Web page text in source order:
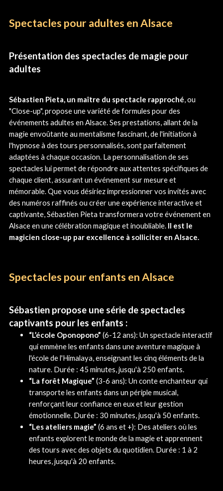
Spectacles pour adultes en Alsace
Présentation des spectacles de magie pour
adultes
Sébastien Pieta, un maître du spectacle rapproché, ou
"Close-up", propose une variété de formules pour des
événements adultes en Alsace. Ses prestations, allant de la
magie envoûtante au mentalisme fascinant, de l'initiation à
l'hypnose à des tours personnalisés, sont parfaitement
adaptées à chaque occasion. La personnalisation de ses
spectacles lui permet de répondre aux attentes spécifiques de
chaque client, assurant un événement sur mesure et
mémorable. Que vous désiriez impressionner vos invités avec
des numéros raffinés ou créer une expérience interactive et
captivante, Sébastien Pieta transformera votre événement en
Alsace en une célébration magique et inoubliable. Il est le
magicien close-up par excellence à solliciter en Alsace.
Spectacles pour enfants en Alsace
Sébastien propose une série de spectacles
captivants pour les enfants :
“L’école Oponopono” (6-12 ans): Un spectacle interactif
qui emmène les enfants dans une aventure magique à
l'école de l'Himalaya, enseignant les cinq éléments de la
nature. Durée : 45 minutes, jusqu'à 250 enfants.
“La forêt Magique” (3-6 ans): Un conte enchanteur qui
transporte les enfants dans un périple musical,
renforçant leur confiance en eux et leur gestion
émotionnelle. Durée : 30 minutes, jusqu'à 50 enfants.
“Les ateliers magie” (6 ans et +): Des ateliers où les
enfants explorent le monde de la magie et apprennent
des tours avec des objets du quotidien. Durée : 1 à 2
heures, jusqu'à 20 enfants.